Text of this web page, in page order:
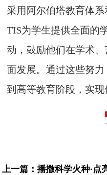
采用阿尔伯塔教育体
TIS为学生提供全面的
动，鼓励他们在学术
面发展。通过这些努
到高等教育阶段，实现
上一篇：播撒科学火种·